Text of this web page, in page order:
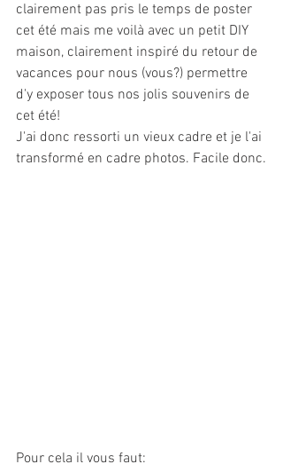
clairement pas pris le temps de poster
cet été mais me voilà avec un petit DIY
maison, clairement inspiré du retour de
vacances pour nous (vous?) permettre
d'y exposer tous nos jolis souvenirs de
cet été!
J'ai donc ressorti un vieux cadre et je l'ai
transformé en cadre photos. Facile donc.
Pour cela il vous faut: